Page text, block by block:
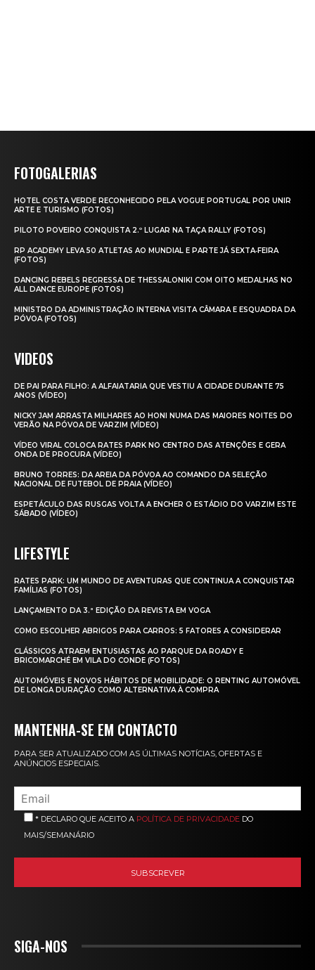
FOTOGALERIAS
HOTEL COSTA VERDE RECONHECIDO PELA VOGUE PORTUGAL POR UNIR
ARTE E TURISMO (FOTOS)
PILOTO POVEIRO CONQUISTA 2.º LUGAR NA TAÇA RALLY (FOTOS)
RP ACADEMY LEVA 50 ATLETAS AO MUNDIAL E PARTE JÁ SEXTA‑FEIRA
(FOTOS)
DANCING REBELS REGRESSA DE THESSALONIKI COM OITO MEDALHAS NO
ALL DANCE EUROPE (FOTOS)
MINISTRO DA ADMINISTRAÇÃO INTERNA VISITA CÂMARA E ESQUADRA DA
PÓVOA (FOTOS)
VIDEOS
DE PAI PARA FILHO: A ALFAIATARIA QUE VESTIU A CIDADE DURANTE 75
ANOS (VÍDEO)
NICKY JAM ARRASTA MILHARES AO HONI NUMA DAS MAIORES NOITES DO
VERÃO NA PÓVOA DE VARZIM (VÍDEO)
VÍDEO VIRAL COLOCA RATES PARK NO CENTRO DAS ATENÇÕES E GERA
ONDA DE PROCURA (VÍDEO)
BRUNO TORRES: DA AREIA DA PÓVOA AO COMANDO DA SELEÇÃO
NACIONAL DE FUTEBOL DE PRAIA (VÍDEO)
ESPETÁCULO DAS RUSGAS VOLTA A ENCHER O ESTÁDIO DO VARZIM ESTE
SÁBADO (VÍDEO)
LIFESTYLE
RATES PARK: UM MUNDO DE AVENTURAS QUE CONTINUA A CONQUISTAR
FAMÍLIAS (FOTOS)
LANÇAMENTO DA 3.ª EDIÇÃO DA REVISTA EM VOGA
COMO ESCOLHER ABRIGOS PARA CARROS: 5 FATORES A CONSIDERAR
CLÁSSICOS ATRAEM ENTUSIASTAS AO PARQUE DA ROADY E
BRICOMARCHÉ EM VILA DO CONDE (FOTOS)
AUTOMÓVEIS E NOVOS HÁBITOS DE MOBILIDADE: O RENTING AUTOMÓVEL
DE LONGA DURAÇÃO COMO ALTERNATIVA À COMPRA
MANTENHA-SE EM CONTACTO
PARA SER ATUALIZADO COM AS ÚLTIMAS NOTÍCIAS, OFERTAS E
ANÚNCIOS ESPECIAIS.
* DECLARO QUE ACEITO A POLÍTICA DE PRIVACIDADE DO
MAIS/SEMANÁRIO
SIGA-NOS